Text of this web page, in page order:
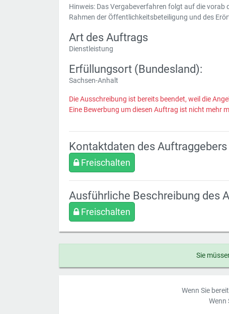
Hinweis: Das Vergabeverfahren folgt auf die
Rahmen der Öffentlichkeitsbeteiligung und des
Art des Auftrags
Dienstleistung
Erfüllungsort (Bundesland):
Sachsen-Anhalt
Die Ausschreibung ist bereits beendet, weil die
Eine Bewerbung um diesen Auftrag ist nicht mehr
Kontaktdaten des Auftraggebers
Freischalten
Ausführliche Beschreibung des
Freischalten
Sie
Wenn Sie
Wenn